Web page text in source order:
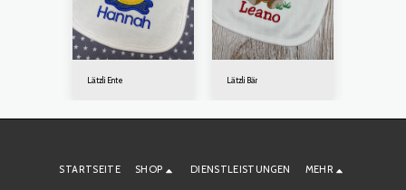
Lätzli Ente Lätzli Bär
STARTSEITE SHOP DIENSTLEISTUNGEN MEHR